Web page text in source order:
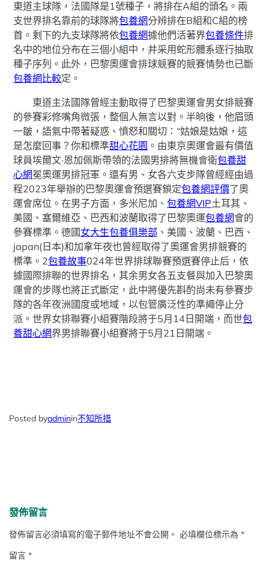
東道主球隊，法國隊是1號種子，將排在A組的頭名。兩
支世界排名靠前的球隊將包養網分辨排在B組和C組的榜
首。剩下的九支球隊將依包養網據他們活著界包養條件排
名中的地位分布在三個小組中，并采用蛇形體系逐行抽取
種子序列。此外，巴黎奧運會排球競賽的競賽情勢也已斷
包養網比較定。
東道主法國隊曾經主動取得了巴黎奧運會男女排競賽
的參賽彩修嘴角微張，整個人無言以對。半晌後，他眉頭
一皺，語氣中帶著疑惑、憤怒和關切：“姑娘是姑娘，這
是怎麼回事？你和標準甜心花園 。由東京奧運會最有價值
球員埃爾文·恩加佩斯帶領的法國男排將無機會衛包養甜
心網冕奧運男排冠軍。還有男、女各六支步隊曾經經由過
程2023年舉辦的巴黎奧運會預選賽鎖定包養網評價了奧
運會席位。在男子方面，多米尼加、包養網VIP土耳其、
美國、塞爾維亞、巴西和波蘭取得了巴黎奧運包養網會的
參賽標準。德國女大生包養俱樂部 、美國、波蘭、巴西、
japan(日本)和加拿年夜也曾經取得了奧運會男排競賽的
標準。2包養故事024年世界排球聯賽預選賽停止后，依
據國際排聯的世界排名，其余男女各五支餐與加入巴黎奧
運會的步隊也將正式斷定，此中將優先斟酌尚未有參賽步
隊的各年夜洲國度或地域，以包管廣泛性的準繩停止分
派。世界女排聯賽小組賽階段將于5月14日開端，而世包
養甜心網界男排聯賽小組賽將于5月21日開端。
Posted byadminin不知所措
發佈留言
發佈留言必須填寫的電子郵件地址不會公開。 必填欄位標示為*
留言*